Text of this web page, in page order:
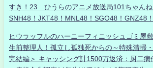
すき！23 ひうらのアニメ放送局101ちゃん
SNH48！JKT48！MNL48！SGO48！GNZ48
ヒウラッフルのハーニーフィニッシュゴミ屋
生前整理人！孤立し孤独死からの～特殊清掃
完結編＞ キャッシング計1500万返済：厨二病